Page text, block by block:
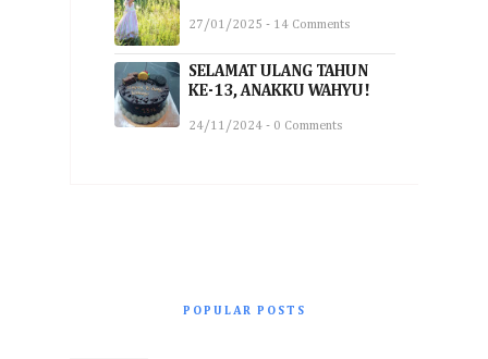
27/01/2025 - 14 Comments
SELAMAT ULANG TAHUN
KE-13, ANAKKU WAHYU!
24/11/2024 - 0 Comments
POPULAR POSTS